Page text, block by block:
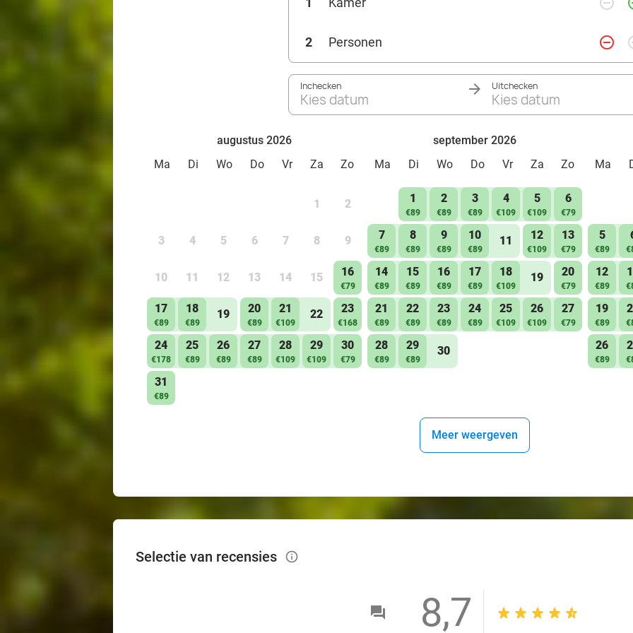
Eigen badkamer
Toilet op de gang
2 Personen remove_circle_outline
Inchecken
Kies datum
Uitchecken
Kies datum
augustus 2026
Ma
Di Wo Do Vr Za Zo
1 2
3 4 5 6 7 8 9
10 11 12 13 14 15 16
€79
17
€89
18
€89
19 20
€89
21
€109
22 23
€168
24
€178
25
€89
26
€89
27
€89
28
€109
29
€109
30
€79
31
€89
september 2026
Ma
Di Wo Do Vr Za Zo
1
€89
2
€89
3
€89
4
€109
5
€109
6
€79
7
€89
8
€89
9
€89
10
€89
11 12
€109
13
€79
14
€89
15
€89
16
€89
17
€89
18
€109
19 20
€79
21
€89
22
€89
23
€89
24
€89
25
€109
26
€109
27
€79
28
€89
29
€89
30
Ma
5
€89
12
€89
19
€89
26
€89
Meer weergeven
Selectie van recensies info_outlined
8,7